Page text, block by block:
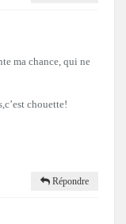
ma chance, qui ne
chouette!
Répondre